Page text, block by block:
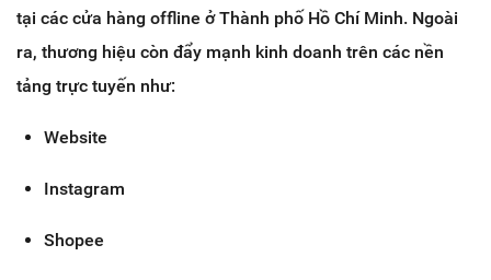
tại các cửa hàng offline ở Thành phố Hồ Chí Minh. Ngoài
ra, thương hiệu còn đẩy mạnh kinh doanh trên các nền
tảng trực tuyến như:
Website
Instagram
Shopee